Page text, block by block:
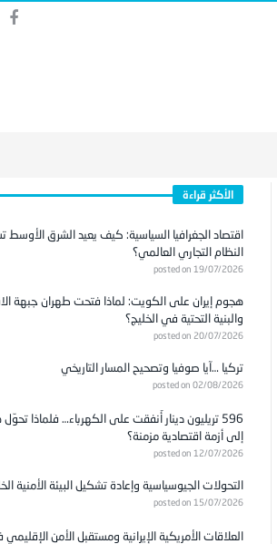
الأكثر قراءة
اقتصاد الجغرافيا السياسية: كيف يعيد الشرق الأوسط
النظام التجاري العالمي؟
posted on 19/07/2026
هجوم إيران على الكويت: لماذا فتحت طهران جبهة
والبنية التحتية في الخليج؟
posted on 20/07/2026
تركيا …آيا صوفيا وتصحيح المسار التاريخي
posted on 02/08/2026
596 تريليون دينار أُنفقت على الكهرباء… فلماذا
إلى أزمة اقتصادية مزمنة؟
posted on 12/07/2026
التحولات الجيوسياسية وإعادة تشكيل البيئة الأمنية
posted on 15/07/2026
العلاقات الأمريكية الإيرانية ومستقبل الأمن